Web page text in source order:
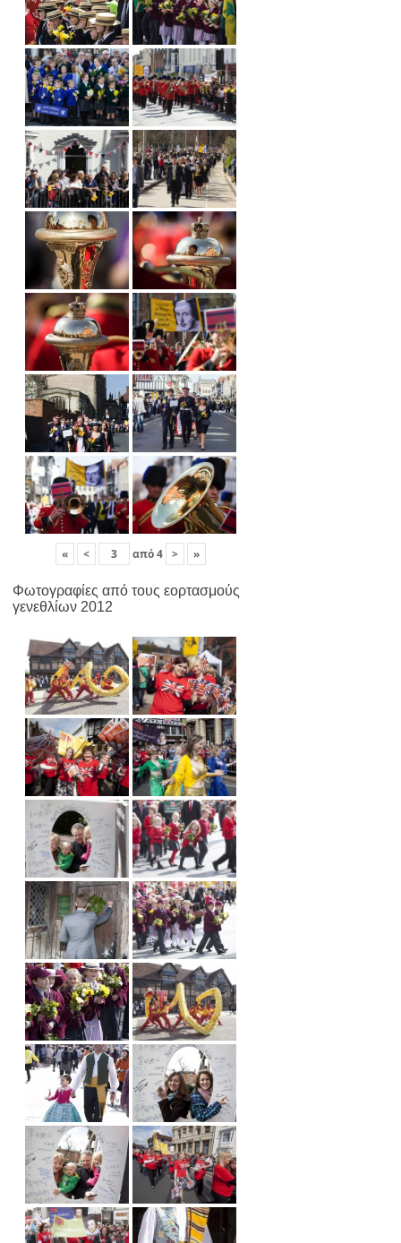
« < από4 > »
Φωτογραφίες από τους εορτασμούς
γενεθλίων 2012